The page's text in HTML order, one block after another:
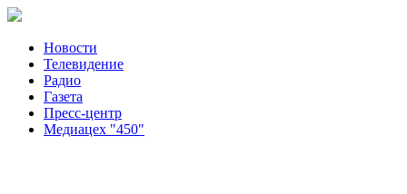
Новости
Телевидение
Радио
Газета
Пресс-центр
Медиацех "450"